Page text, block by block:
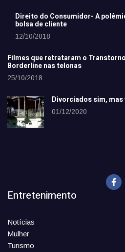
Direito do Consumidor- A
bolsa de cliente
12/10/2018
Filmes que retrataram o
Borderline nas telonas
25/10/2018
Divorciados sim,
01/12/2020
Entretenimento
Notícias
Mulher
Turismo